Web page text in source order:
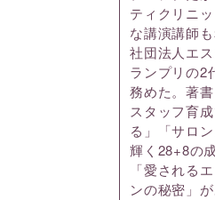
ティクリニ
な講演講師
社団法人エ
ランプリの2
務めた。著
スタッフ育
る」「サロ
輝く28+8の
「愛される
ンの秘密」が